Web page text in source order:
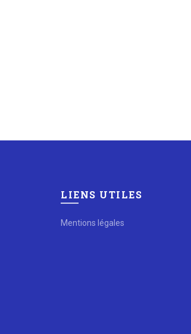
LIENS UTILES
Mentions légales